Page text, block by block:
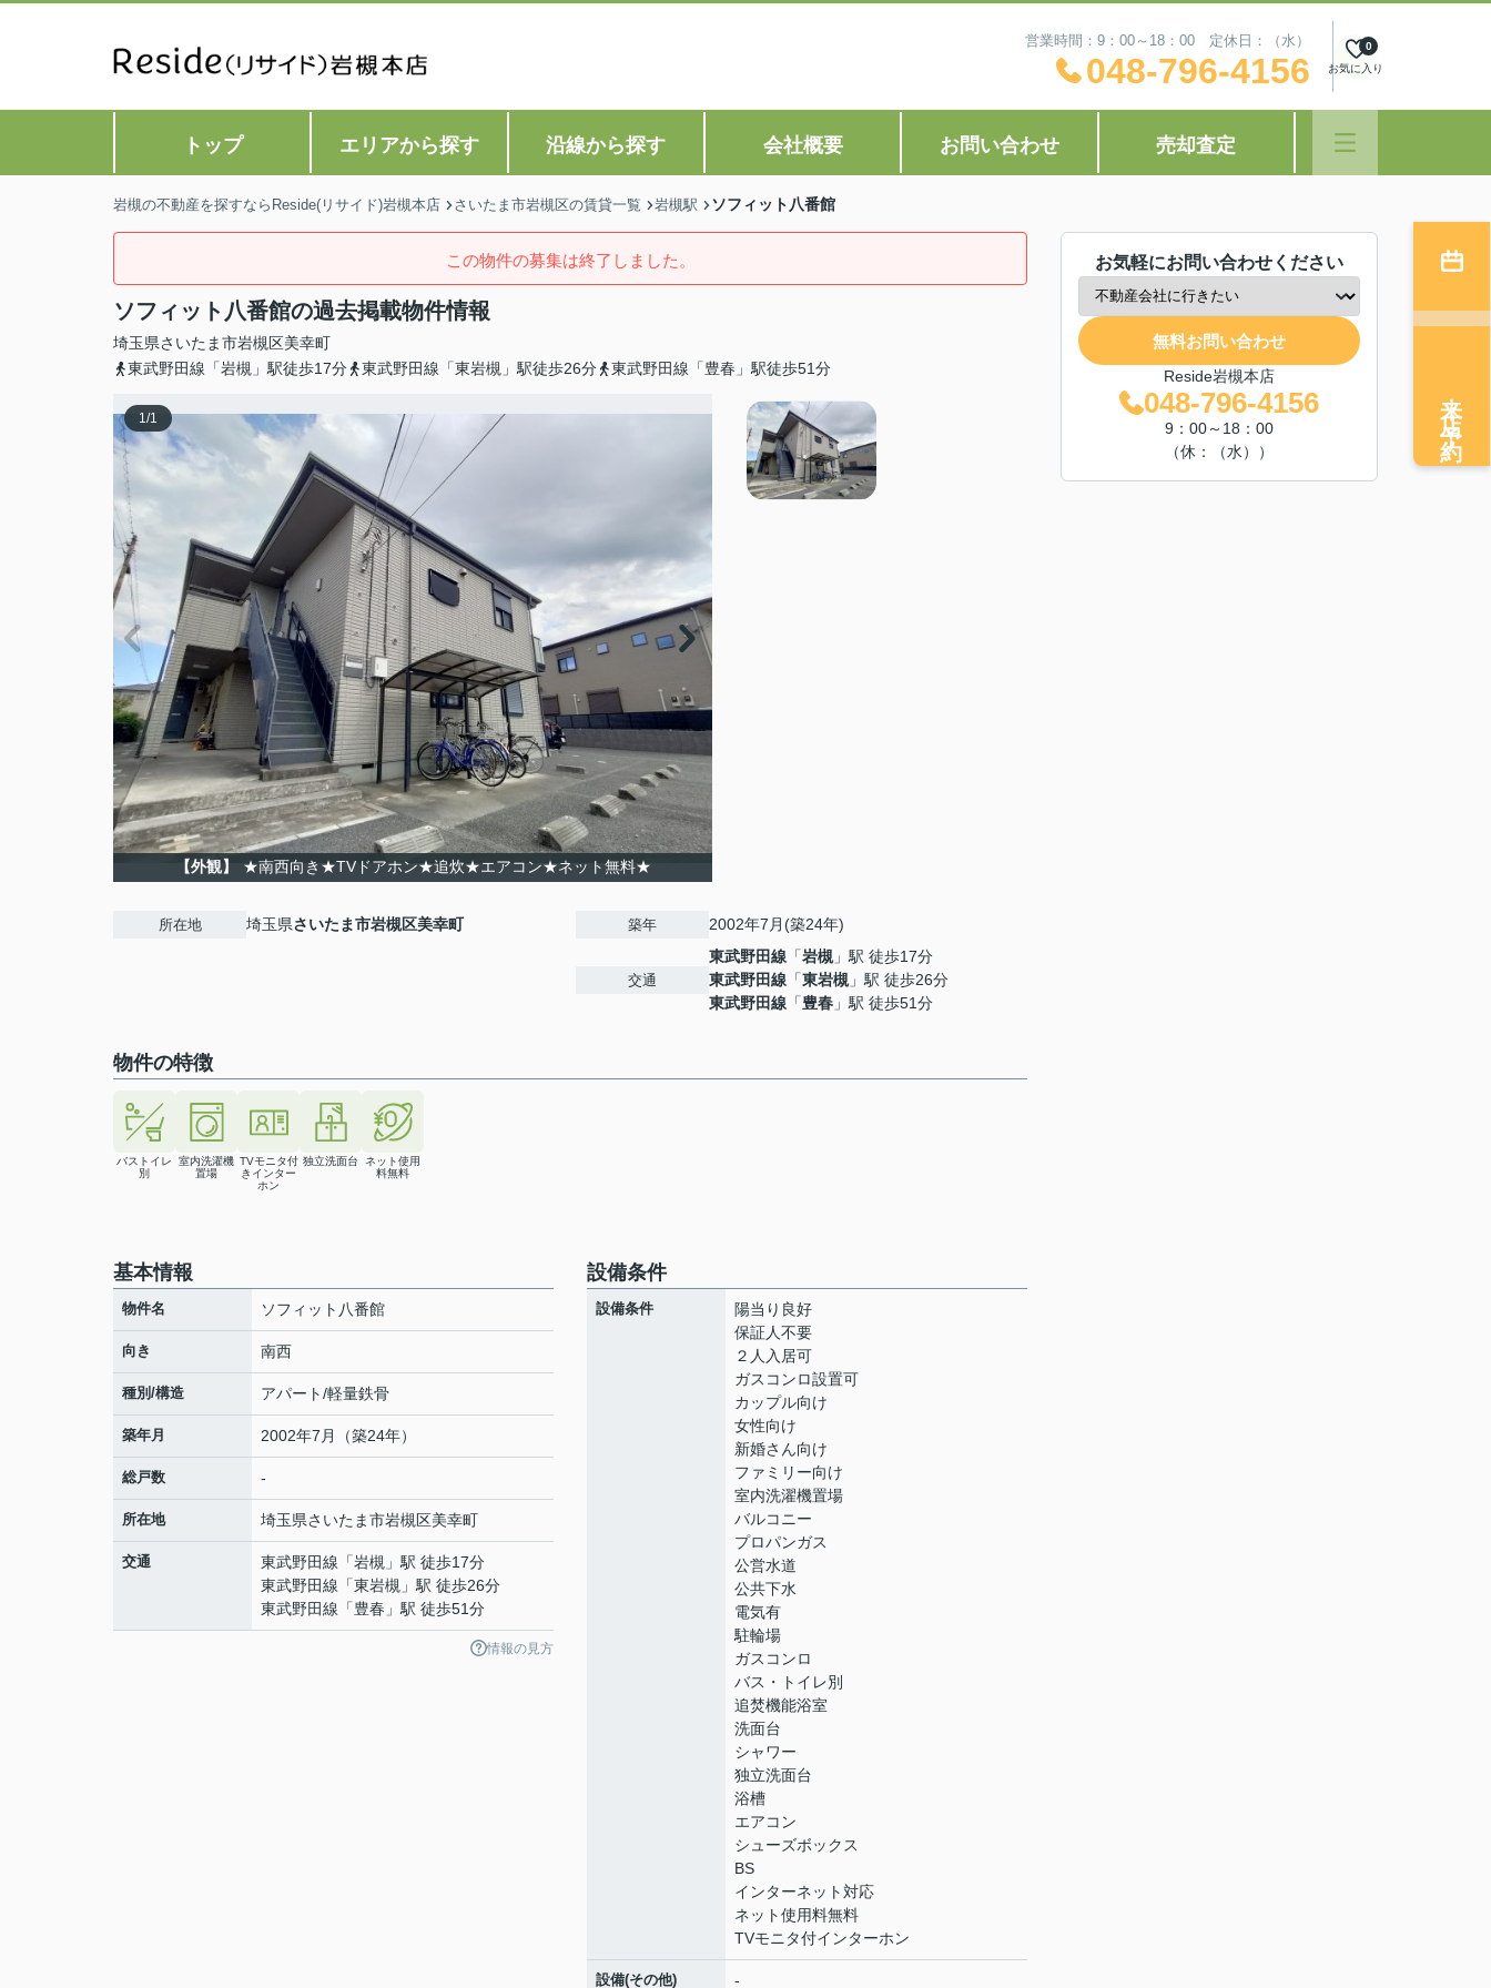
営業時間：9：00～18：00 定休日：（水）
048-796-4156 お気に入り
0
トップ エリアから探す 沿線から探す 会社概要 お問い合わせ 売却査定
岩槻の不動産を探すならReside(リサイド)岩槻本店 さいたま市岩槻区の賃貸一覧 岩槻駅 ソフィット八番館
この物件の募集は終了しました。
ソフィット八番館の過去掲載物件情報
埼玉県さいたま市岩槻区美幸町
東武野田線「岩槻」駅徒歩17分
東武野田線「東岩槻」駅徒歩26分 東武野田線「豊春」駅徒歩51分
1/1
【外観】 ★南西向き★TVドアホン★追炊★エアコン★ネット無料★
所在地 埼玉県さいたま市岩槻区美幸町 築年 2002年7月(築24年)
交通
東武野田線 「岩槻 」駅 徒歩17分
東武野田線 「東岩槻 」駅 徒歩26分
東武野田線 「豊春 」駅 徒歩51分
物件の特徴
バストイレ
別
室内洗濯機
置場
TVモニタ付
きインター
ホン
独立洗面台
ネット使用
料無料
基本情報
物件名 ソフィット八番館
向き 南西
種別/構造 アパート/軽量鉄骨
築年月 2002年7月（築24年）
総戸数 -
所在地 埼玉県さいたま市岩槻区美幸町
交通 東武野田線 「岩槻 」駅 徒歩17分
東武野田線 「東岩槻 」駅 徒歩26分
東武野田線 「豊春 」駅 徒歩51分
情報の見方
設備条件
設備条件
陽当り良好
保証人不要
２人入居可
ガスコンロ設置可
カップル向け
女性向け
新婚さん向け
ファミリー向け
室内洗濯機置場
バルコニー
プロパンガス
公営水道
公共下水
電気有
駐輪場
ガスコンロ
バス・トイレ別
追焚機能浴室
洗面台
シャワー
独立洗面台
浴槽
エアコン
シューズボックス
BS
インターネット対応
ネット使用料無料
TVモニタ付インターホン
設備(その他) -
お気軽にお問い合わせください
無料お問い合わせ
Reside岩槻本店
048-796-4156
9：00～18：00
（休：（水））
来店予約